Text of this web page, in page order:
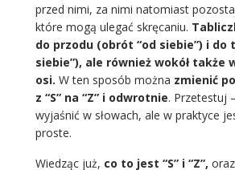
przed nimi, za nimi natomiast
które mogą ulegać skręcaniu.
do przodu (obrót “od siebie”) i do
siebie”), ale również wokół także
osi. W ten sposób można zmienić
z “S” na “Z” i odwrotnie. Przetestuj
wyjaśnić w słowach, ale w praktyce
proste.
Wiedząc już, co to jest “S” i “Z”, oraz